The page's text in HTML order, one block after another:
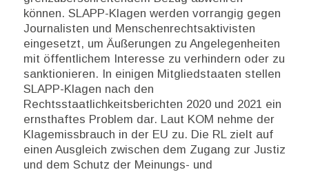
können. SLAPP-Klagen werden vorrangig gegen
Journalisten und Menschenrechtsaktivisten
eingesetzt, um Äußerungen zu Angelegenheiten
mit öffentlichem Interesse zu verhindern oder zu
sanktionieren. In einigen Mitgliedstaaten stellen
SLAPP-Klagen nach den
Rechtsstaatlichkeitsberichten 2020 und 2021 ein
ernsthaftes Problem dar. Laut KOM nehme der
Klagemissbrauch in der EU zu. Die RL zielt auf
einen Ausgleich zwischen dem Zugang zur Justiz
und dem Schutz der Meinungs- und